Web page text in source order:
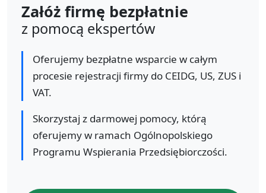
Załóż firmę bezpłatnie
z pomocą ekspertów
Oferujemy bezpłatne wsparcie w całym
procesie rejestracji firmy do CEIDG, US, ZUS i
VAT.
Skorzystaj z darmowej pomocy, którą
oferujemy w ramach Ogólnopolskiego
Programu Wspierania Przedsiębiorczości.